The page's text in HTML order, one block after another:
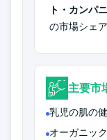
ト・カンパ
の市場シェア
主要市
乳児の肌の
オーガニッ